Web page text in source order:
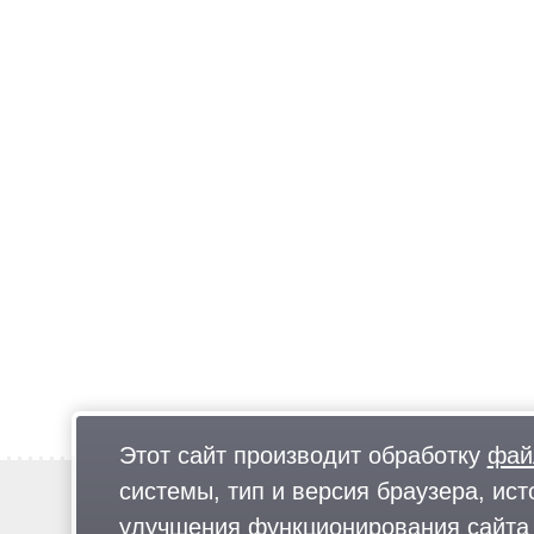
Новости
Предложи новость
Этот сайт производит обработку
системы, тип и версия браузера,
улучшения функционирования